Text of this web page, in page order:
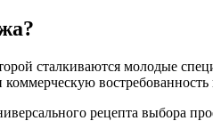
сталкиваются молодые
рецепта выбора